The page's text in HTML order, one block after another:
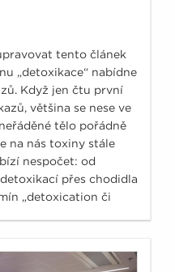
tento článek
„detoxikace“ nabídne
Když jen čtu první
většina se nese ve
tělo pořádně
na nás toxiny stále
nespočet: od
přes chodidla
„detoxication či
vejde na prsty obou
článků.